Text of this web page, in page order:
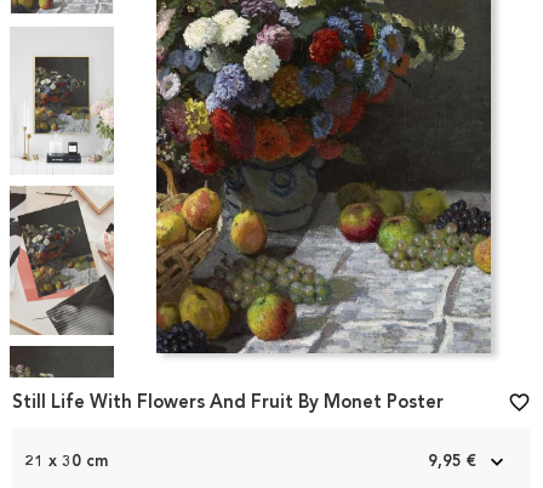
Item
1
21 x 30 cm 9,95 €
Still Life With Flowers And Fruit By Monet Poster favorite_border